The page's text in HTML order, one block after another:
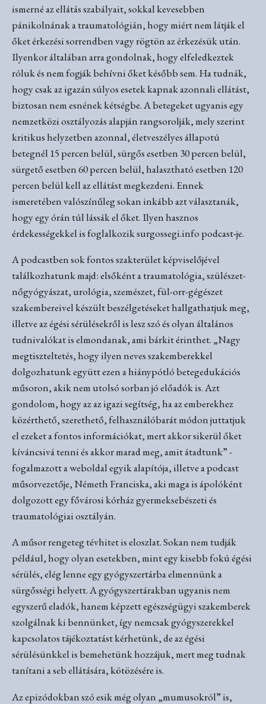
ismerné az ellátás szabályait, sokkal kevesebben
pánikolnának a traumatológián, hogy miért nem látják el
őket érkezési sorrendben vagy rögtön az érkezésük után.
Ilyenkor általában arra gondolnak, hogy elfeledkeztek
róluk és nem fogják behívni őket később sem. Ha tudnák,
hogy csak az igazán súlyos esetek kapnak azonnali ellátást,
biztosan nem esnének kétségbe. A betegeket ugyanis egy
nemzetközi osztályozás alapján rangsorolják, mely szerint
kritikus helyzetben azonnal, életveszélyes állapotú
betegnél 15 percen belül, sürgős esetben 30 percen belül,
sürgető esetben 60 percen belül, halasztható esetben 120
percen belül kell az ellátást megkezdeni. Ennek
ismeretében valószínűleg sokan inkább azt választanák,
hogy egy órán túl lássák el őket. Ilyen hasznos
érdekességekkel is foglalkozik surgossegi.info podcast-je.
A podcastben sok fontos szakterület képviselőjével
találkozhatunk majd: elsőként a traumatológia, szülészet-
nőgyógyászat, urológia, szemészet, fül-orr-gégészet
szakembereivel készült beszélgetéseket hallgathatjuk meg,
illetve az égési sérülésekről is lesz szó és olyan általános
tudnivalókat is elmondanak, ami bárkit érinthet. „Nagy
megtiszteltetés, hogy ilyen neves szakemberekkel
dolgozhatunk együtt ezen a hiánypótló betegedukációs
műsoron, akik nem utolsó sorban jó előadók is. Azt
gondolom, hogy az az igazi segítség, ha az emberekhez
közérthető, szerethető, felhasználóbarát módon juttatjuk
el ezeket a fontos információkat, mert akkor sikerül őket
kíváncsivá tenni és akkor marad meg, amit átadtunk” -
fogalmazott a weboldal egyik alapítója, illetve a podcast
műsorvezetője, Németh Franciska, aki maga is ápolóként
dolgozott egy fővárosi kórház gyermeksebészeti és
traumatológiai osztályán.
A műsor rengeteg tévhitet is eloszlat. Sokan nem tudják
például, hogy olyan esetekben, mint egy kisebb fokú égési
sérülés, elég lenne egy gyógyszertárba elmennünk a
sürgősségi helyett. A gyógyszertárakban ugyanis nem
egyszerű eladók, hanem képzett egészségügyi szakemberek
szolgálnak ki bennünket, így nemcsak gyógyszerekkel
kapcsolatos tájékoztatást kérhetünk, de az égési
sérülésünkkel is bemehetünk hozzájuk, mert meg tudnak
tanítani a seb ellátására, kötözésére is.
Az epizódokban szó esik még olyan „mumusokról” is,